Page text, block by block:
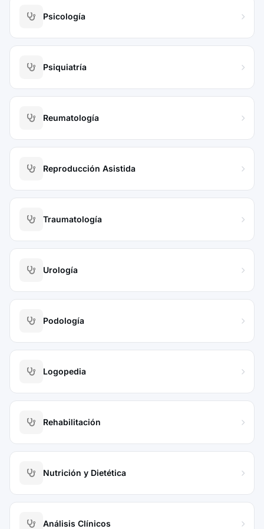
Psicología
Psiquiatría
Reumatología
Reproducción Asistida
Traumatología
Urología
Podología
Logopedia
Rehabilitación
Nutrición y Dietética
Análisis Clínicos